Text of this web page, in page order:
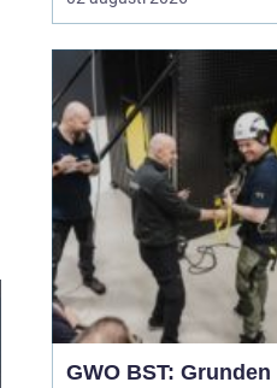
moderna
möts. I takt med att
kraven på hållbara
lösningar och hög
produktionssäkerhet ö...
GWO BST: Grunden